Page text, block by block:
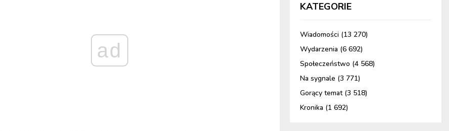
ad
KATEGORIE
Wiadomości (13 270)
Wydarzenia (6 692)
Społeczeństwo (4 568)
Na sygnale (3 771)
Gorący temat(3 518)
Kronika (1 692)